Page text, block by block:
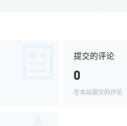
提交的评论
0
在本站提交的评论